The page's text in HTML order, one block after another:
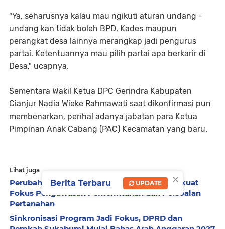
"Ya, seharusnya kalau mau ngikuti aturan undang -
undang kan tidak boleh BPD, Kades maupun
perangkat desa lainnya merangkap jadi pengurus
partai. Ketentuannya mau pilih partai apa berkarir di
Desa," ucapnya.
Sementara Wakil Ketua DPC Gerindra Kabupaten
Cianjur Nadia Wieke Rahmawati saat dikonfirmasi pun
membenarkan, perihal adanya jabatan para Ketua
Pimpinan Anak Cabang (PAC) Kecamatan yang baru.
Lihat juga
Perubahan AKD DPRD Sukabumi Dinilai Perkuat
Fokus Pengawasan Pemerintahan dan Persoalan
Pertanahan
Sinkronisasi Program Jadi Fokus, DPRD dan
×
Berita Terbaru UPDATE